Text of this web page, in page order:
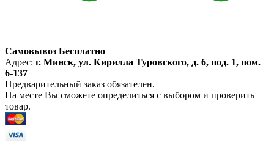
Самовывоз Бесплатно
Адрес: г. Минск, ул. Кирилла Туровского, д. 6, под. 1, пом.
6-137
Предварительный заказ обязателен.
На месте Вы сможете определиться с выбором и проверить
товар.